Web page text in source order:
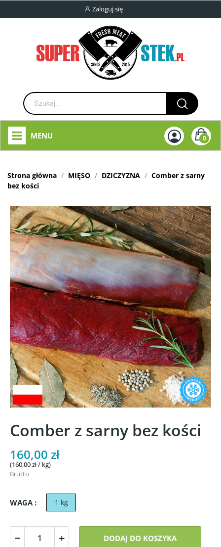
Zaloguj się
0
MENU
Strona główna MIĘSO DZICZYZNA
Comber z sarny
bez kości
Comber z sarny bez kości
160,00 zł
(160,00 zł / kg)
Brutto
WAGA : 1 kg
DODAJ DO KOSZYKA